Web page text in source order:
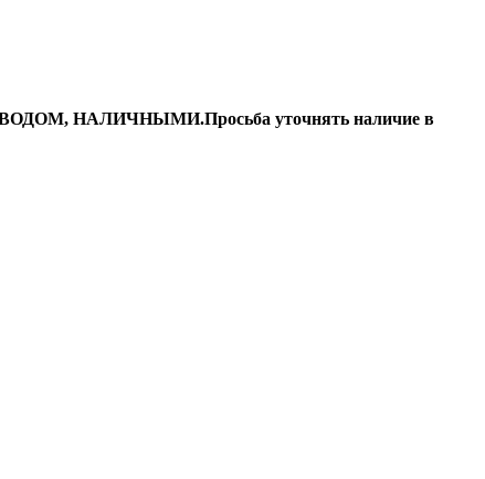
НАЛИЧНЫМИ.Просьба уточнять наличие в